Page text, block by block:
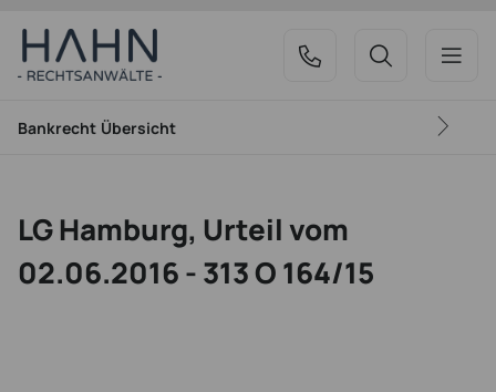
Bankrecht Übersicht
LG Hamburg, Urteil vom
02.06.2016 - 313 O 164/15